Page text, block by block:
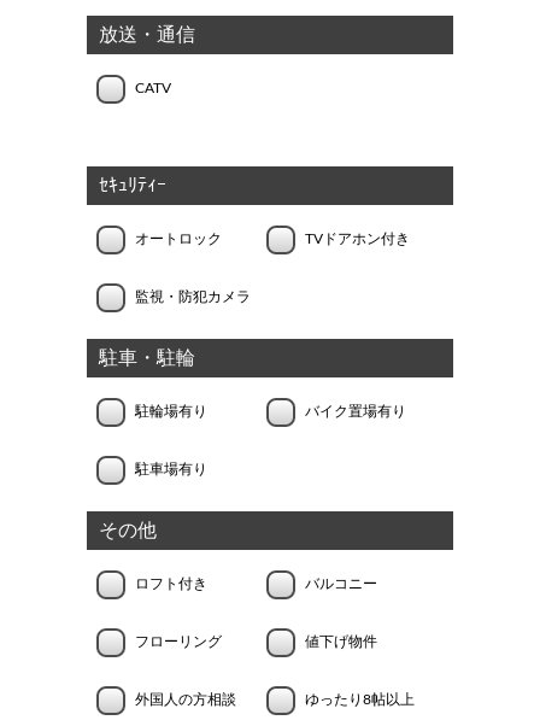
放送・通信
CATV
ｾｷｭﾘﾃｨｰ
オートロック TVドアホン付き
監視・防犯カメラ
駐車・駐輪
駐輪場有り バイク置場有り
駐車場有り
その他
ロフト付き バルコニー
フローリング 値下げ物件
外国人の方相談 ゆったり8帖以上